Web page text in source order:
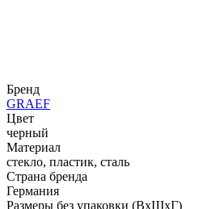
Бренд
GRAEF
Цвет
черный
Материал
стекло, пластик, сталь
Страна бренда
Германия
Размеры без упаковки (ВхШхГ)